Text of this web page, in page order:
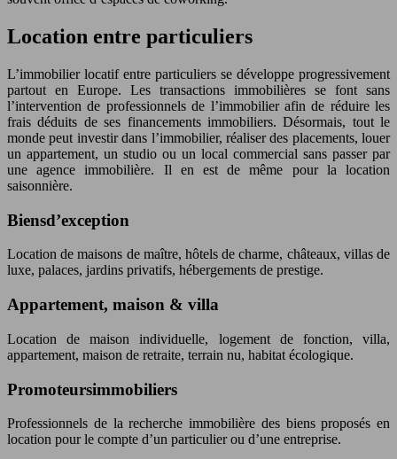
Location entre particuliers
L’immobilier locatif entre particuliers se développe progressivement
partout en Europe. Les transactions immobilières se font sans
l’intervention de professionnels de l’immobilier afin de réduire les
frais déduits de ses financements immobiliers. Désormais, tout le
monde peut investir dans l’immobilier, réaliser des placements, louer
un appartement, un studio ou un local commercial sans passer par
une agence immobilière. Il en est de même pour la location
saisonnière.
Biensd’exception
Location de maisons de maître, hôtels de charme, châteaux, villas de
luxe, palaces, jardins privatifs, hébergements de prestige.
Appartement, maison & villa
Location de maison individuelle, logement de fonction, villa,
appartement, maison de retraite, terrain nu, habitat écologique.
Promoteursimmobiliers
Professionnels de la recherche immobilière des biens proposés en
location pour le compte d’un particulier ou d’une entreprise.